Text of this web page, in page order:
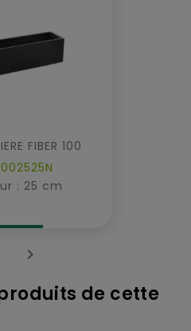
FIBER 100
: 25 cm

de cette